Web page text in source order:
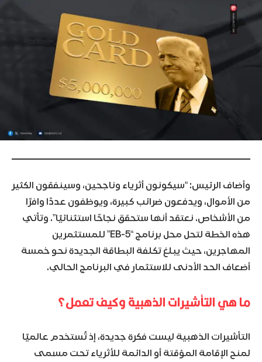
وأضاف الرئيس: “سيكونون أثرياء وناجحين، وسينفقون الكثير
من الأموال، ويدفعون ضرائب كبيرة، ويوظفون عددًا وافرًا
من الأشخاص. نعتقد أنها ستحقق نجاحًا استثنائيًا”. وتأتي
هذه الخطة لتحل محل برنامج “EB-5” للمستثمرين
المهاجرين، حيث يبلغ تكلفة البطاقة الجديدة نحو خمسة
أضعاف الحد الأدنى للاستثمار في البرنامج الحالي.
ما هي التأشيرات الذهبية وكيف تعمل؟
التأشيرات الذهبية ليست فكرة جديدة، إذ تُستخدم عالميًا
لمنح الإقامة المؤقتة أو الدائمة للأثرياء تحت مسمى